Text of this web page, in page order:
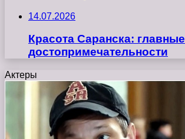
14.07.2026
Красота Саранска: главные
достопримечательности
Актеры